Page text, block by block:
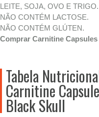
LEITE, SOJA, OVO E TRIGO.
NÃO CONTÉM LACTOSE.
NÃO CONTÉM GLÚTEN.
Comprar Carnitine
Tabela
Carnitine
Black Skull